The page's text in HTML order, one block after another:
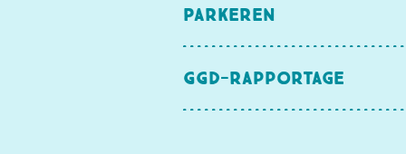
Parkeren
GGD-rapportage